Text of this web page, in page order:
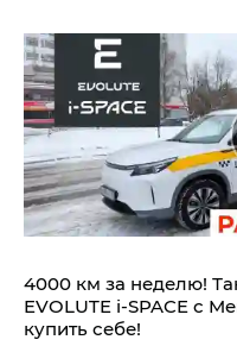
4000 км за неделю!
EVOLUTE i‑SPACE с
купить себе!